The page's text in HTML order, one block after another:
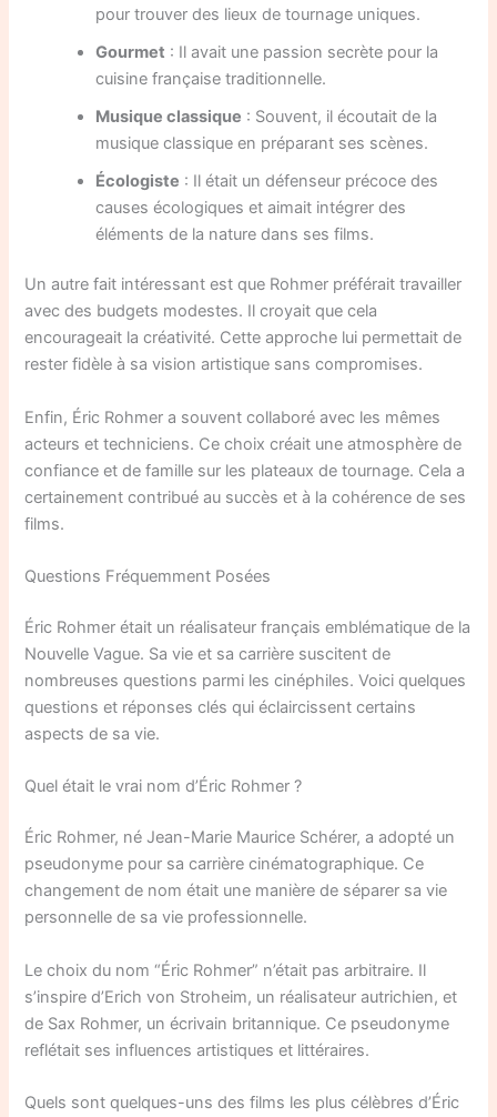
pour trouver des lieux de tournage uniques.
Gourmet : Il avait une passion secrète pour la
cuisine française traditionnelle.
Musique classique : Souvent, il écoutait de la
musique classique en préparant ses scènes.
Écologiste : Il était un défenseur précoce des
causes écologiques et aimait intégrer des
éléments de la nature dans ses films.
Un autre fait intéressant est que Rohmer préférait travailler
avec des budgets modestes. Il croyait que cela
encourageait la créativité. Cette approche lui permettait de
rester fidèle à sa vision artistique sans compromises.
Enfin, Éric Rohmer a souvent collaboré avec les mêmes
acteurs et techniciens. Ce choix créait une atmosphère de
confiance et de famille sur les plateaux de tournage. Cela a
certainement contribué au succès et à la cohérence de ses
films.
Questions Fréquemment Posées
Éric Rohmer était un réalisateur français emblématique de la
Nouvelle Vague. Sa vie et sa carrière suscitent de
nombreuses questions parmi les cinéphiles. Voici quelques
questions et réponses clés qui éclaircissent certains
aspects de sa vie.
Quel était le vrai nom d’Éric Rohmer ?
Éric Rohmer, né Jean-Marie Maurice Schérer, a adopté un
pseudonyme pour sa carrière cinématographique. Ce
changement de nom était une manière de séparer sa vie
personnelle de sa vie professionnelle.
Le choix du nom “Éric Rohmer” n’était pas arbitraire. Il
s’inspire d’Erich von Stroheim, un réalisateur autrichien, et
de Sax Rohmer, un écrivain britannique. Ce pseudonyme
reflétait ses influences artistiques et littéraires.
Quels sont quelques-uns des films les plus célèbres d’Éric